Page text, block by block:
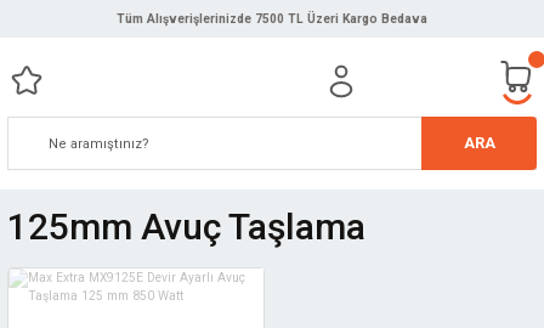
Tüm Alışverişlerinizde 7500 TL Üzeri Kargo Bedava
ARA
125mm Avuç Taşlama